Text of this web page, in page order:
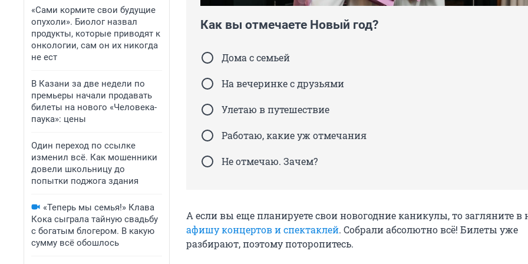
«Сами кормите свои будущие
опухоли». Биолог назвал
продукты, которые приводят к
онкологии, сам он их никогда
не ест
В Казани за две недели по
премьеры начали продавать
билеты на нового «Человека-
паука»: цены
Один переход по ссылке
изменил всё. Как мошенники
довели школьницу до
попытки поджога здания
«Теперь мы семья!» Клава
Кока сыграла тайную свадьбу
с богатым блогером. В какую
сумму всё обошлось
Как вы отмечаете Новый год?
Дома с семьей
На вечеринке с друзьями
Улетаю в путешествие
Работаю, какие уж отмечания
Не отмечаю. Зачем?
А если вы еще планируете свои новогодние каникулы, то загляните в
афишу концертов и спектаклей. Собрали абсолютно всё! Билеты уже
разбирают, поэтому поторопитесь.